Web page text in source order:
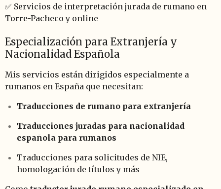
✅ Servicios de interpretación jurada de rumano en
Torre-Pacheco y online
Especialización para Extranjería y
Nacionalidad Española
Mis servicios están dirigidos especialmente a
rumanos en España que necesitan:
Traducciones de rumano para extranjería
Traducciones juradas para nacionalidad
española para rumanos
Traducciones para solicitudes de NIE,
homologación de títulos y más